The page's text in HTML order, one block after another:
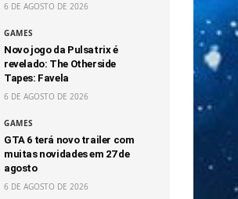
6 DE AGOSTO DE 2026
GAMES
Novo jogo da Pulsatrix é
revelado: The Otherside
Tapes: Favela
6 DE AGOSTO DE 2026
GAMES
GTA 6 terá novo trailer com
muitas novidades em 27 de
agosto
6 DE AGOSTO DE 2026